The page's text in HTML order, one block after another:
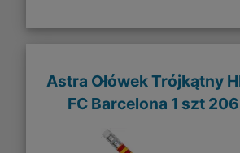
Astra Ołówek Trójkątny
FC Barcelona 1 szt